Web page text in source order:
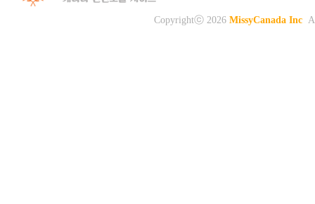
Copyrightⓒ 2026 MissyCanada Inc